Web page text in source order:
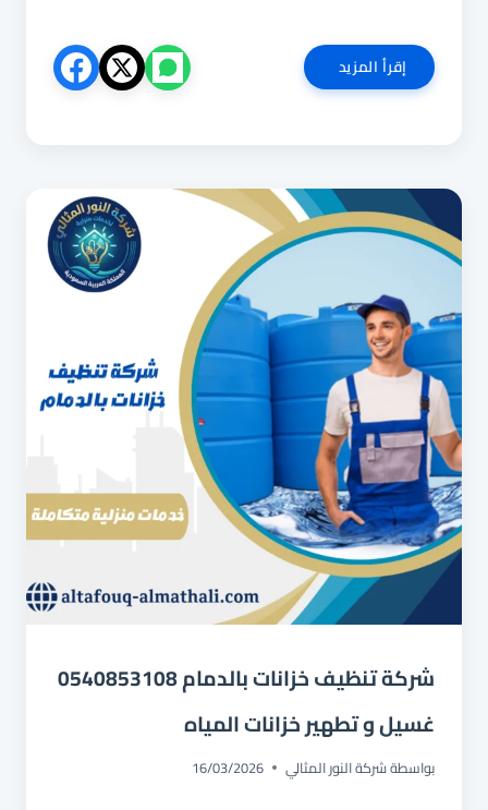
إقرأ المزيدشركة
تنظيف
وتعقيم
الخزانات
شركة تنظيف خزانات بالدمام 0540853108
غسيل و تطهير خزانات المياه
بواسطةشركة النور المثالي 16/03/2026